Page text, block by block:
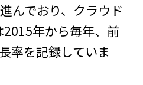
んでおり、クラウド
年から毎年、前
率を記録していま